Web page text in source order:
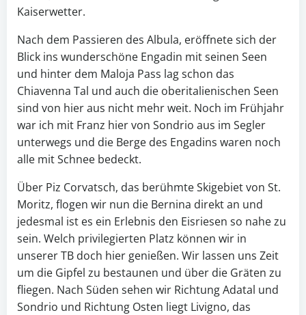
Kaiserwetter.
Nach dem Passieren des Albula, eröffnete sich der
Blick ins wunderschöne Engadin mit seinen Seen
und hinter dem Maloja Pass lag schon das
Chiavenna Tal und auch die oberitalienischen Seen
sind von hier aus nicht mehr weit. Noch im Frühjahr
war ich mit Franz hier von Sondrio aus im Segler
unterwegs und die Berge des Engadins waren noch
alle mit Schnee bedeckt.
Über Piz Corvatsch, das berühmte Skigebiet von St.
Moritz, flogen wir nun die Bernina direkt an und
jedesmal ist es ein Erlebnis den Eisriesen so nahe zu
sein. Welch privilegierten Platz können wir in
unserer TB doch hier genießen. Wir lassen uns Zeit
um die Gipfel zu bestaunen und über die Gräten zu
fliegen. Nach Süden sehen wir Richtung Adatal und
Sondrio und Richtung Osten liegt Livigno, das